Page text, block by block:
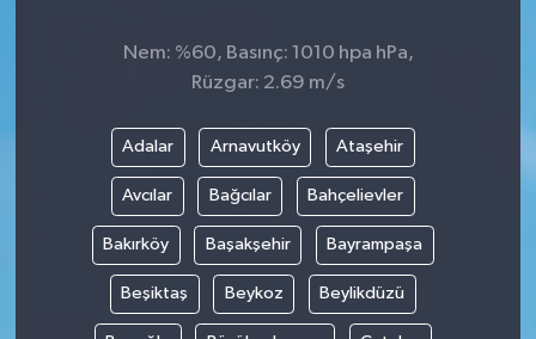
Nem: %60, Basınç: 1010 hpa hPa,
Rüzgar: 2.69 m/s
Adalar Arnavutköy Ataşehir
Avcılar Bağcılar Bahçelievler
Bakırköy Başakşehir Bayrampaşa
Beşiktaş Beykoz Beylikdüzü